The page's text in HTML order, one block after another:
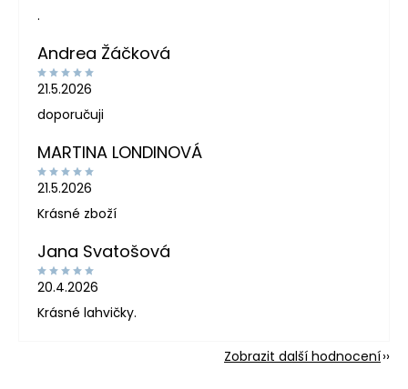
.
Andrea Žáčková
21.5.2026
doporučuji
MARTINA LONDINOVÁ
21.5.2026
Krásné zboží
Jana Svatošová
20.4.2026
Krásné lahvičky.
Zobrazit další hodnocení